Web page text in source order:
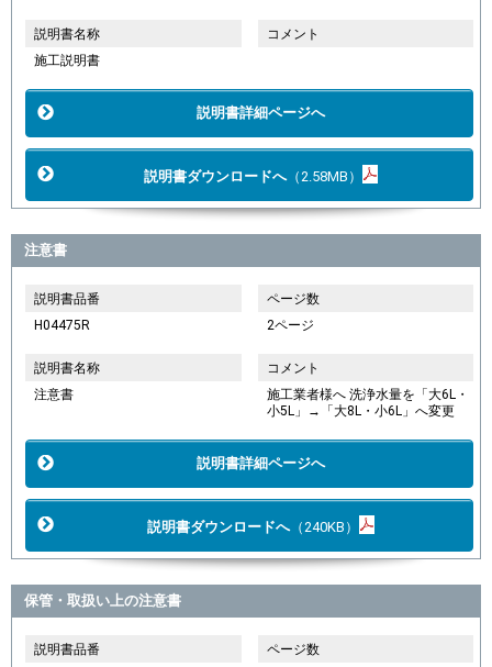
説明書名称
施工説明書
コメント
説明書詳細ページへ
説明書ダウンロードへ（2.58MB）
注意書
説明書品番
H04475R
ページ数
2ページ
説明書名称
注意書
コメント
施工業者様へ 洗浄水量を「大6L・
小5L」→「大8L・小6L」へ変更
説明書詳細ページへ
説明書ダウンロードへ（240KB）
保管・取扱い上の注意書
説明書品番
ページ数